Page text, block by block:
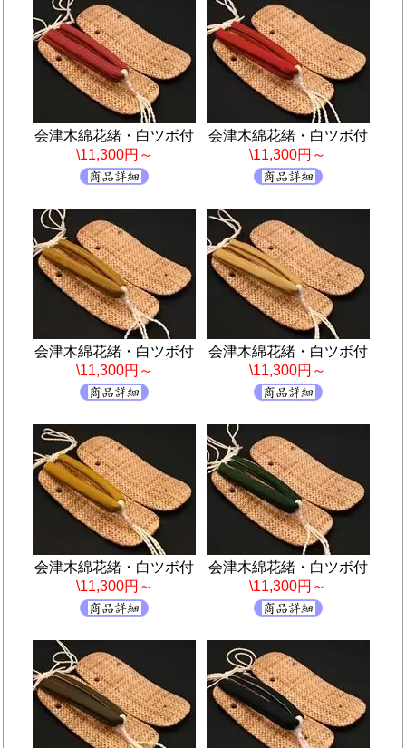
会津木綿花緒・白ツボ付
\11,300円～
会津木綿花緒・白ツボ付
\11,300円～
会津木綿花緒・白ツボ付
\11,300円～
会津木綿花緒・白ツボ付
\11,300円～
会津木綿花緒・白ツボ付
\11,300円～
会津木綿花緒・白ツボ付
\11,300円～